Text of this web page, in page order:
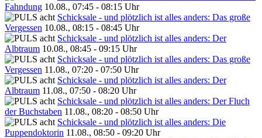
Fahndung 10.08., 07:45 - 08:15 Uhr
Schicksale - und plötzlich ist alles anders: Das große
Vergessen 10.08., 08:15 - 08:45 Uhr
Schicksale - und plötzlich ist alles anders: Der
Albtraum 10.08., 08:45 - 09:15 Uhr
Schicksale - und plötzlich ist alles anders: Das große
Vergessen 11.08., 07:20 - 07:50 Uhr
Schicksale - und plötzlich ist alles anders: Der
Albtraum 11.08., 07:50 - 08:20 Uhr
Schicksale - und plötzlich ist alles anders: Der Fluch
der Buchstaben 11.08., 08:20 - 08:50 Uhr
Schicksale - und plötzlich ist alles anders: Die
Puppendoktorin 11.08., 08:50 - 09:20 Uhr